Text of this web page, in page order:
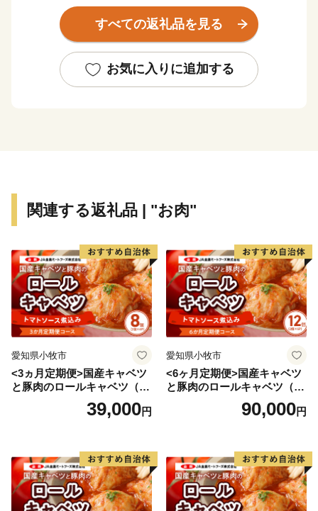
祥地としても知られており、心和む町並みの中に歴史と
ロマンが溢れています。
★ABCテレビのニュース情報番組「キャスト」で 近江
の地酒 『長寿金亀』 が紹介されました！
すべての返礼品を見る
お気に入りに追加する
関連する返礼品 | "お肉"
愛知県小牧市
<3ヵ月定期便>国産キャベツ
と豚肉のロールキャベツ（4P
39,000円
愛知県小牧市
<6ヶ月定期便>国産キャベツ
と豚肉のロールキャベツ（6P
90,000円